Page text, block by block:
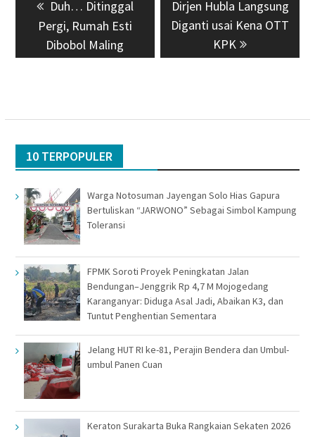
pos
Previous
post:
Duh… Ditinggal
Pergi, Rumah Esti
Dibobol Maling
Next
post:
Dirjen Hubla Langsung
Diganti usai Kena OTT
KPK
10 TERPOPULER
Warga Notosuman Jayengan Solo Hias Gapura
Bertuliskan “JARWONO” Sebagai Simbol Kampung
Toleransi
FPMK Soroti Proyek Peningkatan Jalan
Bendungan–Jenggrik Rp 4,7 M Mojogedang
Karanganyar: Diduga Asal Jadi, Abaikan K3, dan
Tuntut Penghentian Sementara
Jelang HUT RI ke-81, Perajin Bendera dan Umbul-
umbul Panen Cuan
Keraton Surakarta Buka Rangkaian Sekaten 2026